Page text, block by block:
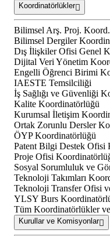
Koordinatörlükler
Bilimsel Arş. Proj.
Bilimsel Dergiler
Dış İlişkiler Ofisi Genel
Dijital Veri Yönetim
Engelli Öğrenci Birimi
IAESTE Temsilciliği
İş Sağlığı ve Güvenliği
Kalite Koordinatörlüğü
Kurumsal İletişim
Ortak Zorunlu Dersler
ÖYP Koordinatörlüğü
Patent Bilgi Destek Ofisi
Proje Ofisi
Sosyal Sorumluluk ve
Teknoloji Takımları
Teknoloji Transfer Ofisi
YLSY Burs
Tüm Koordinatörlükler
Kurullar ve Komisyonlar